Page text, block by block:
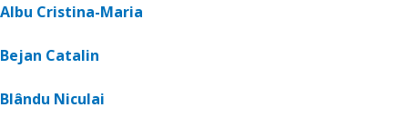
Albu Cristina-Maria
Bejan Catalin
Blându Niculai